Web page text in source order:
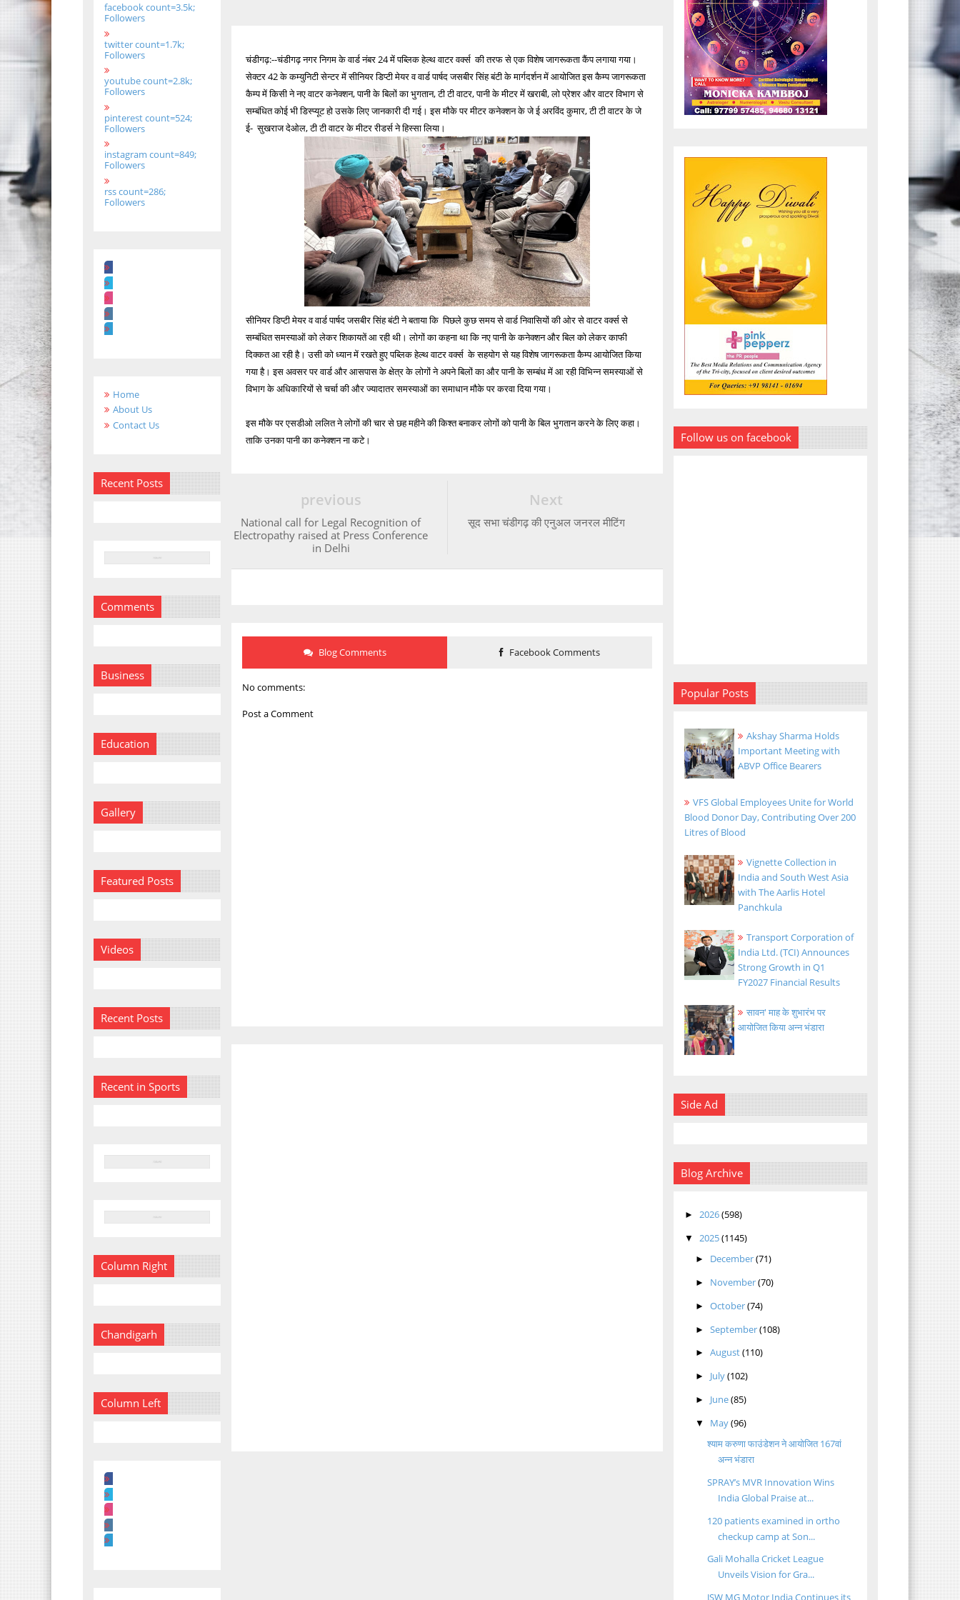
facebook count=3.5k;
Followers
twitter count=1.7k;
Followers
youtube count=2.8k;
Followers
pinterest count=524;
Followers
instagram count=849;
Followers
rss count=286;
Followers
Home
About Us
Contact Us
Recent Posts
Comments
Business
Education
Gallery
Featured Posts
Videos
Recent Posts
Recent in Sports
Column Right
Chandigarh
Column Left
चंडीगढ़:--चंडीगढ़ नगर निगम के वार्ड नंबर 24 में पब्लिक हेल्थ वाटर वर्क्स की तरफ से एक विशेष जागरूकता कैंप लगाया गया।
सेक्टर 42 के कम्युनिटी सेन्टर में सीनियर डिप्टी मेयर व वार्ड पार्षद जसबीर सिंह बंटी के मार्गदर्शन में आयोजित इस कैम्प जागरूकता
कैम्प में किसी ने नए वाटर कनेक्शन, पानी के बिलों का भुगतान, टी टी वाटर, पानी के मीटर में खराबी, लो प्रेशर और वाटर विभाग से
सम्बंधित कोई भी डिस्प्यूट हो उसके लिए जानकारी दी गई। इस मौके पर मीटर कनेक्शन के जे ई अरविंद कुमार, टी टी वाटर के जे
ई- सुखराज देओल, टी टी वाटर के मीटर रीडर्स ने हिस्सा लिया।
सीनियर डिप्टी मेयर व वार्ड पार्षद जसबीर सिंह बंटी ने बताया कि पिछले कुछ समय से वार्ड निवासियों की ओर से वाटर वर्क्स से
सम्बंधित समस्याओं को लेकर शिकायतें आ रही थी। लोगों का कहना था कि नए पानी के कनेक्शन और बिल को लेकर काफी
दिक्कत आ रही है। उसी को ध्यान में रखते हुए पब्लिक हेल्थ वाटर वर्क्स के सहयोग से यह विशेष जागरूकता कैम्प आयोजित किया
गया है। इस अवसर पर वार्ड और आसपास के क्षेत्र के लोगों ने अपने बिलों का और पानी के सम्बंध में आ रही विभिन्न समस्याओं से
विभाग के अधिकारियों से चर्चा की और ज्यादातर समस्याओं का समाधान मौके पर करवा दिया गया।
इस मौके पर एसडीओ ललित ने लोगों की चार से छह महीने की किश्त बनाकर लोगों को पानी के बिल भुगतान करने के लिए कहा।
ताकि उनका पानी का कनेक्शन ना कटे।
Next
सूद सभा चंडीगढ़ की एनुअल जनरल मीटिंग
previous
National call for Legal Recognition of
Electropathy raised at Press Conference
in Delhi
Blog Comments Facebook Comments
No comments:
Post a Comment
Follow us on facebook
Popular Posts
Akshay Sharma Holds
Important Meeting with
ABVP Office Bearers
VFS Global Employees Unite for World
Blood Donor Day, Contributing Over 200
Litres of Blood
Vignette Collection in
India and South West Asia
with The Aarlis Hotel
Panchkula
Transport Corporation of
India Ltd. (TCI) Announces
Strong Growth in Q1
FY2027 Financial Results
सावन' माह के शुभारंभ पर
आयोजित किया अन्न भंडारा
Side Ad
Blog Archive
► 2026(598)
▼ 2025(1145)
► December(71)
► November(70)
►October(74)
►September(108)
►August(110)
► July(102)
► June(85)
▼ May(96)
श्याम करुणा फाउंडेशन ने आयोजित 167वां
अन्न भंडारा
SPRAY’s MVR Innovation Wins
India Global Praise at...
120 patients examined in ortho
checkup camp at Son...
Gali Mohalla Cricket League
Unveils Vision for Gra...
JSW MG Motor India Continues its